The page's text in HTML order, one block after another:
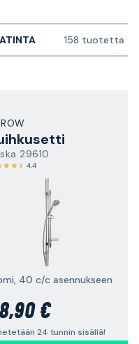
158 tuotetta
29610
4,4
40 c/c asennukseen
€
24 tunnin sisällä!